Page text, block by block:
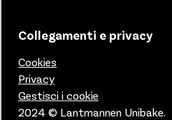
Collegamenti e privacy
Cookies
Privacy
Gestisci i cookie
2024 © Lantmannen Unibake.